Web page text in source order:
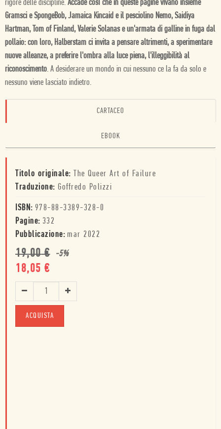
rigore delle discipline. Accade così che in queste pagine vivano insieme
Gramsci e SpongeBob, Jamaica Kincaid e il pesciolino Nemo, Saidiya
Hartman, Tom of Finland, Valerie Solanas e un'armata di galline in fuga dal
pollaio: con loro, Halberstam ci invita a pensare altrimenti, a sperimentare
nuove alleanze, a preferire l'ombra alla luce piena, l'illeggibilità al
riconoscimento. A desiderare un mondo in cui nessuno ce la fa da solo e
nessuno viene lasciato indietro.
CARTACEO
EBOOK
Titolo originale: The Queer Art of Failure
Traduzione: Goffredo Polizzi
ISBN: 978-88-3389-328-0
Pagine: 332
Pubblicazione: mar 2022
19,00€ -5%
18,05 €
ACQUISTA